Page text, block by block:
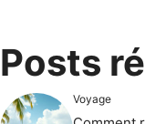
Posts
Voyage